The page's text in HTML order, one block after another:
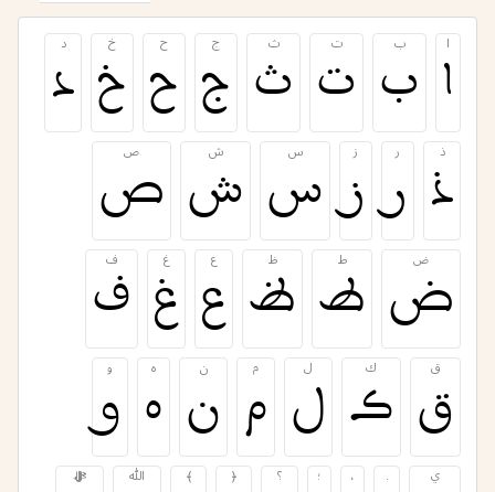
ا
ا
ب
ب
ت
ت
ث
ث
ج
ج
ح
ح
خ
خ
د
د
ذ
ذ
ر
ر
ز
ز
س
س
ش
ش
ص
ص
ض
ض
ط
ط
ظ
ظ
ع
ع
غ
غ
ف
ف
ق
ق
ك
ك
ل
ل
م
م
ن
ن
ه
ه
و
و
ي . ، ؛ ؟ ﴿ ﴾ ﷲ ﷻ